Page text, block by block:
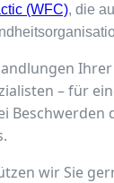
(WFC), die
– für
Beschwerden
wir Sie